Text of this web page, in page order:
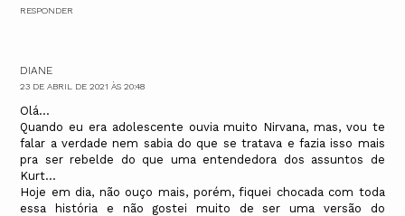
RESPONDER
DIANE
23 DE ABRIL DE 2021 ÀS 20:48
Olá...
Quando eu era adolescente ouvia muito Nirvana, mas, vou te
falar a verdade nem sabia do que se tratava e fazia isso mais
pra ser rebelde do que uma entendedora dos assuntos de
Kurt...
Hoje em dia, não ouço mais, porém, fiquei chocada com toda
essa história e não gostei muito de ser uma versão do